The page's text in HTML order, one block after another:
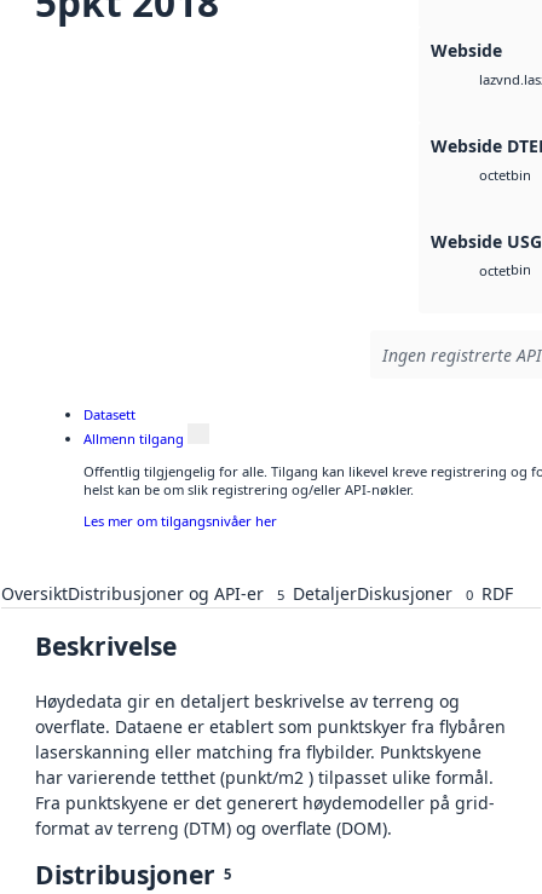
Webside
laz
Webside
octetbin
Webside
octetbin
Ingen registrerte
Datasett
Allmenn tilgang
Offentlig tilgjengelig for alle. Tilgang kan likevel kreve registrering og
helst kan be om slik registrering og/eller API-nøkler.
Les mer om tilgangsnivåer her
OversiktDistribusjoner og API-er 5 DetaljerDiskusjoner 0 RDF
Beskrivelse
Høydedata gir en detaljert beskrivelse av terreng og
overflate. Dataene er etablert som punktskyer fra flybåren
laserskanning eller matching fra flybilder. Punktskyene
har varierende tetthet (punkt/m2 ) tilpasset ulike formål.
Fra punktskyene er det generert høydemodeller på grid-
format av terreng (DTM) og overflate (DOM).
Distribusjoner 5